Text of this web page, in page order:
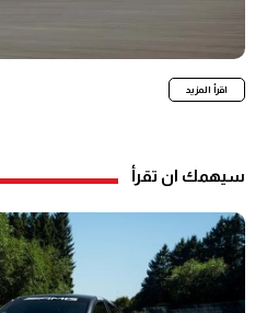
اقرأ المزيد
سيهمك ان تقرأ